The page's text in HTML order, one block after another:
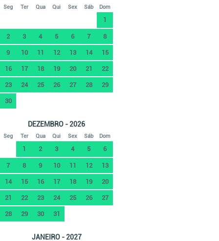
Seg Ter Qua Qui Sex Sáb Dom
1
2 3 4 5 6 7 8
9 10 11 12 13 14 15
16 17 18 19 20 21 22
23 24 25 26 27 28 29
30
DEZEMBRO - 2026
Seg Ter Qua Qui Sex Sáb Dom
1 2 3 4 5 6
7 8 9 10 11 12 13
14 15 16 17 18 19 20
21 22 23 24 25 26 27
28 29 30 31
JANEIRO - 2027